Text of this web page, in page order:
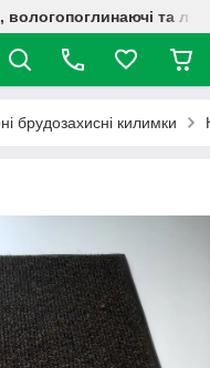
та
брудозахисні килимки